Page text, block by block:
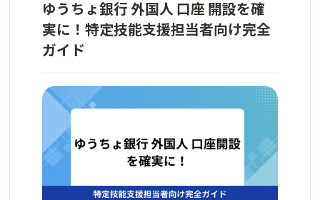
ゆうちょ銀行 外国人 口座 開設を確
実に！特定技能支援担当者向け完全
ガイド